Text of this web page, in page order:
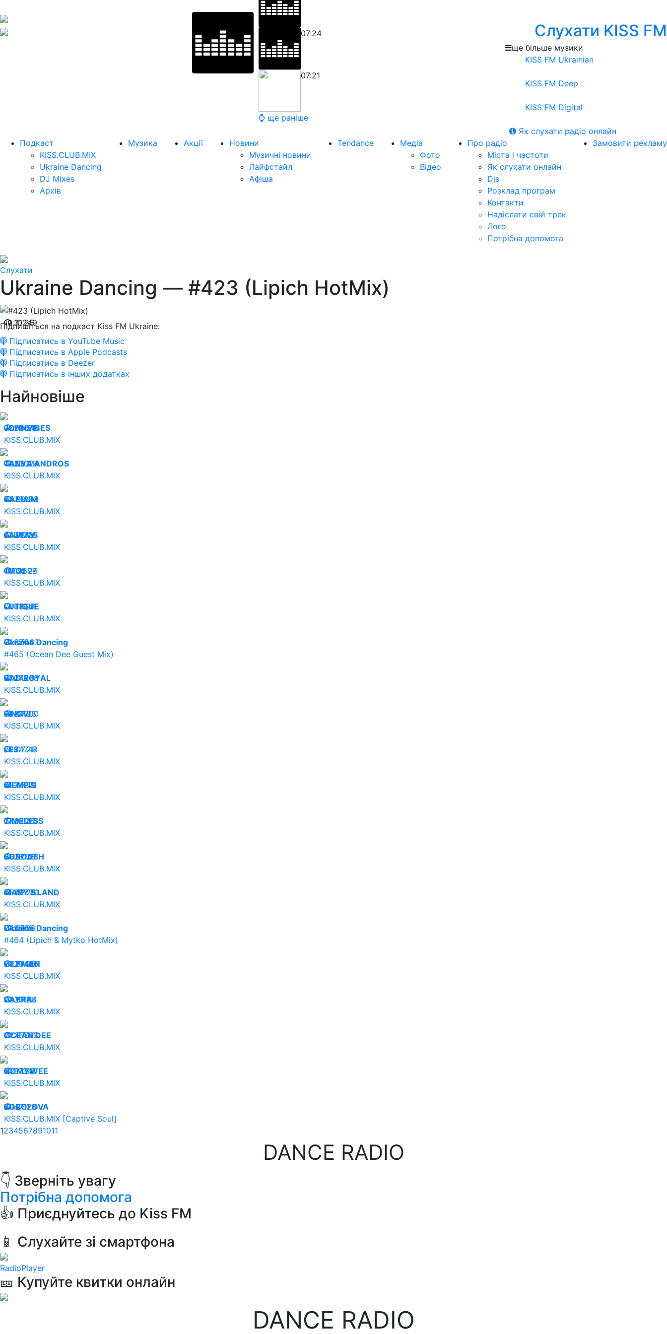
07:24
07:21
⌚ ще раніше
Слухати KISS FM
ще більше музики
KISS FM Ukrainian
KISS FM Deep
KISS FM Digital
Як слухати радіо онлайн
Подкаст
KISS.CLUB.MIX
Ukraine Dancing
DJ Mixes
Архів
Музика Акції
Новини
Музичні новини
Лайфстайл
Афіша
Tendance
Медіа
Фото
Відео
Про радіо
Міста і частоти
Як слухати онлайн
Djs
Розклад програм
Контакти
Надіслати свій трек
Лого
Потрібна допомога
Замовити рекламу
Слухати
Ukraine Dancing — #423 (Lipich HotMix)
10.10.25
31249
Підпишіться на подкаст Kiss FM Ukraine:
Підписатись в YouTube Music
Підписатись в Apple Podcasts
Підписатись в Deezer
Підписатись в інших додатках
Найновіше
07.08.26
20678
JOHNVIBES
KISS.CLUB.MIX
06.08.26
33024
TANYA ANDROS
KISS.CLUB.MIX
05.08.26
29893
KAELUM
KISS.CLUB.MIX
04.08.26
23708
ANWAY
KISS.CLUB.MIX
03.08.26
19697
1MO:
KISS.CLUB.MIX
01.08.26
9764
LUTIQUE
KISS.CLUB.MIX
31.07.26
32043
Ukraine Dancing
#465 (Ocean Dee Guest Mix)
31.07.26
24838
RAD ROYAL
KISS.CLUB.MIX
30.07.26
24200
PINGVI
KISS.CLUB.MIX
29.07.26
24748
LES
KISS.CLUB.MIX
28.07.26
24271
MEMFIS
KISS.CLUB.MIX
27.07.26
30013
TIMELESS
KISS.CLUB.MIX
26.07.26
26147
SOROUSH
KISS.CLUB.MIX
25.07.26
29220
MARY'S LAND
KISS.CLUB.MIX
24.07.26
9365
Ukraine Dancing
#464 (Lipich & Mytko HotMix)
24.07.26
29426
HEYMAN
KISS.CLUB.MIX
23.07.26
30914
DAYRA
KISS.CLUB.MIX
22.07.26
35763
OCEAN DEE
KISS.CLUB.MIX
21.07.26
31340
NØMYWEE
KISS.CLUB.MIX
20.07.26
47128
KOROLOVA
KISS.CLUB.MIX [Captive Soul]
1234567891011
DANCE RADIO
👇 Зверніть увагу
Потрібна допомога
👍 Приєднуйтесь до Kiss FM
📱 Слухайте зі смартфона
RadioPlayer
🎫 Купуйте квитки онлайн
DANCE RADIO